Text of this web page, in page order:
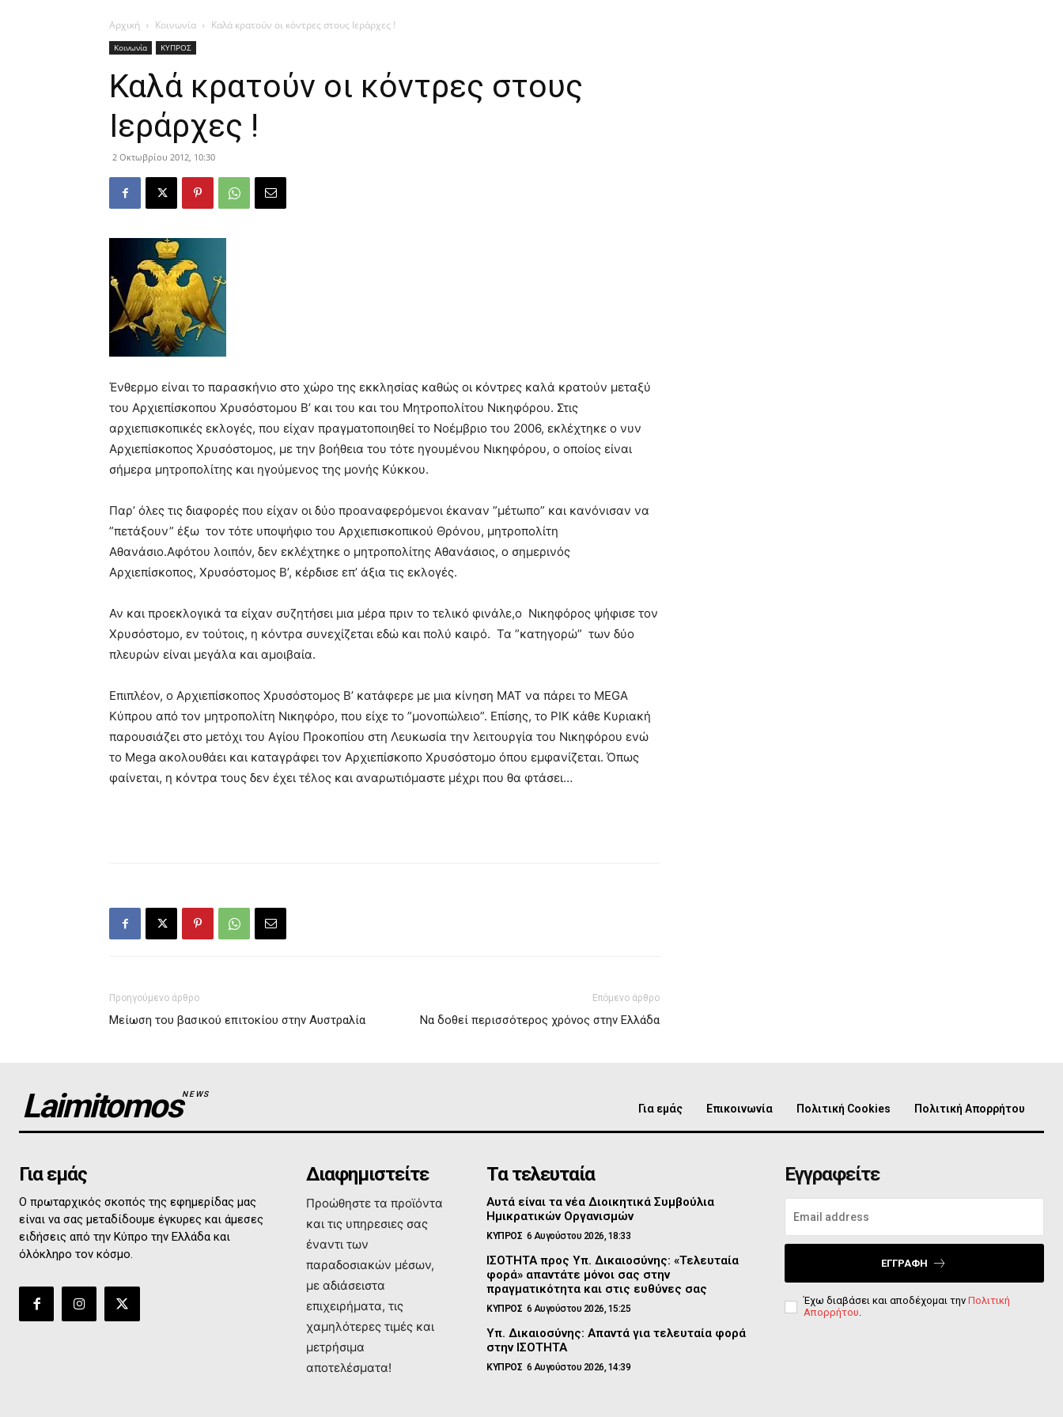
Αρχική Κοινωνία Καλά κρατούν οι κόντρες στους Ιεράρχες !
Κοινωνία ΚΥΠΡΟΣ
Καλά κρατούν οι κόντρες στους
Ιεράρχες !
2 Οκτωβρίου 2012, 10:30
Ένθερμο είναι το παρασκήνιο στο χώρο της εκκλησίας καθώς οι κόντρες καλά κρατούν μεταξύ
του Αρχιεπίσκοπου Χρυσόστομου Β’ και του και του Μητροπολίτου Νικηφόρου. Στις
αρχιεπισκοπικές εκλογές, που είχαν πραγματοποιηθεί το Νοέμβριο του 2006, εκλέχτηκε ο νυν
Αρχιεπίσκοπος Χρυσόστομος, με την βοήθεια του τότε ηγουμένου Νικηφόρου, ο οποίος είναι
σήμερα μητροπολίτης και ηγούμενος της μονής Κύκκου.
Παρ’ όλες τις διαφορές που είχαν οι δύο προαναφερόμενοι έκαναν ”μέτωπο” και κανόνισαν να
”πετάξουν” έξω τον τότε υποψήφιο του Αρχιεπισκοπικού Θρόνου, μητροπολίτη
Αθανάσιο.Αφότου λοιπόν, δεν εκλέχτηκε ο μητροπολίτης Αθανάσιος, ο σημερινός
Αρχιεπίσκοπος, Χρυσόστομος Β’, κέρδισε επ’ άξια τις εκλογές.
Αν και προεκλογικά τα είχαν συζητήσει μια μέρα πριν το τελικό φινάλε,ο Νικηφόρος ψήφισε τον
Χρυσόστομο, εν τούτοις, η κόντρα συνεχίζεται εδώ και πολύ καιρό. Τα ”κατηγορώ” των δύο
πλευρών είναι μεγάλα και αμοιβαία.
Επιπλέον, ο Αρχιεπίσκοπος Χρυσόστομος Β’ κατάφερε με μια κίνηση ΜΑΤ να πάρει το MEGA
Κύπρου από τον μητροπολίτη Νικηφόρο, που είχε το ”μονοπώλειο”. Επίσης, το ΡΙΚ κάθε Κυριακή
παρουσιάζει στο μετόχι του Αγίου Προκοπίου στη Λευκωσία την λειτουργία του Νικηφόρου ενώ
το Mega ακολουθάει και καταγράφει τον Αρχιεπίσκοπο Χρυσόστομο όπου εμφανίζεται. Όπως
φαίνεται, η κόντρα τους δεν έχει τέλος και αναρωτιόμαστε μέχρι που θα φτάσει…
Προηγούμενο άρθρο
Μείωση του βασικού επιτοκίου στην Αυστραλία
Επόμενο άρθρο
Να δοθεί περισσότερος χρόνος στην Ελλάδα
LaimitomosNEWS
Για εμάς Επικοινωνία Πολιτική Cookies Πολιτική Απορρήτου
Για εμάς
Ο πρωταρχικός σκοπός της εφημερίδας μας
είναι να σας μεταδίδουμε έγκυρες και άμεσες
ειδήσεις από την Κύπρο την Ελλάδα και
όλόκληρο τον κόσμο.
Διαφημιστείτε
Προώθηστε τα προϊόντα
και τις υπηρεσιες σας
έναντι των
παραδοσιακών μέσων,
με αδιάσειστα
επιχειρήματα, τις
χαμηλότερες τιμές και
μετρήσιμα
αποτελέσματα!
Τα τελευταία
Αυτά είναι τα νέα Διοικητικά Συμβούλια
Ημικρατικών Οργανισμών
ΚΥΠΡΟΣ 6 Αυγούστου 2026, 18:33
ΙΣΟΤΗΤΑ προς Υπ. Δικαιοσύνης: «Τελευταία
φορά» απαντάτε μόνοι σας στην
πραγματικότητα και στις ευθύνες σας
ΚΥΠΡΟΣ 6 Αυγούστου 2026, 15:25
Υπ. Δικαιοσύνης: Απαντά για τελευταία φορά
στην ΙΣΟΤΗΤΑ
ΚΥΠΡΟΣ 6 Αυγούστου 2026, 14:39
Εγγραφείτε
ΕΓΓΡΑΦΉ
Έχω διαβάσει και αποδέχομαι την Πολιτική
Απορρήτου.